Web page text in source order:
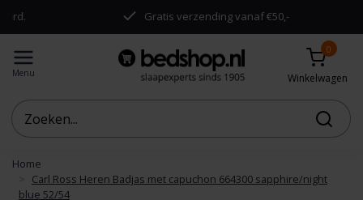
Gratis verzending vanaf €50,-
Menu
0
Winkelwagen
Home
Carl Ross Heren Badjas met capuchon 664300 sapphire/night
blue 52/54